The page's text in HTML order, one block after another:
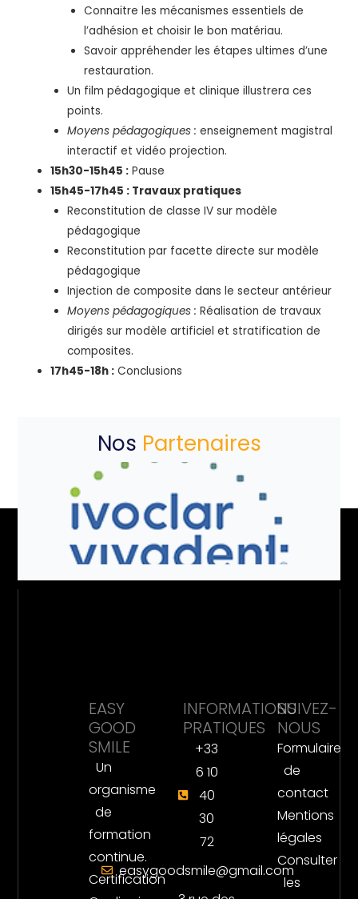
Connaitre les mécanismes essentiels de
l’adhésion et choisir le bon matériau.
Savoir appréhender les étapes ultimes d’une
restauration.
Un film pédagogique et clinique illustrera ces
points.
Moyens pédagogiques : enseignement magistral
interactif et vidéo projection.
15h30-15h45 : Pause
15h45-17h45 : Travaux pratiques
Reconstitution de classe IV sur modèle
pédagogique
Reconstitution par facette directe sur modèle
pédagogique
Injection de composite dans le secteur antérieur
Moyens pédagogiques : Réalisation de travaux
dirigés sur modèle artificiel et stratification de
composites.
17h45-18h : Conclusions
Nos Partenaires
EASY
GOOD
SMILE
Un
organisme
de
formation
continue.
Certification
INFORMATIONS
PRATIQUES
+33
6 10
40
30
72
easygoodsmile@gmail.com
SUIVEZ-
NOUS
Formulaire
de
contact
Mentions
légales
Consulter
les